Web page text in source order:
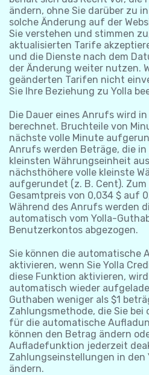
ändern, ohne Sie darüber zu
solche Änderung auf der
Sie verstehen und stimmen
aktualisierten Tarife
und die Dienste nach dem
der Änderung weiter nutzen.
geänderten Tarifen nicht
Sie Ihre Beziehung zu Yolla
Die Dauer eines Anrufs wird
berechnet. Bruchteile von
nächste volle Minute
Anrufs werden Beträge, die
kleinsten Währungseinheit
nächsthöhere volle kleinste
aufgerundet (z. B. Cent). Zum
Gesamtpreis von 0,034 $ auf
Während des Anrufs werden
automatisch vom Yolla-
Benutzerkontos abgezogen.
Sie können die automatische
aktivieren, wenn Sie Yolla
diese Funktion aktivieren,
automatisch wieder
Guthaben weniger als $1
Zahlungsmethode, die Sie bei
für die automatische
können den Betrag ändern
Aufladefunktion jederzeit
Zahlungseinstellungen in den
ändern.